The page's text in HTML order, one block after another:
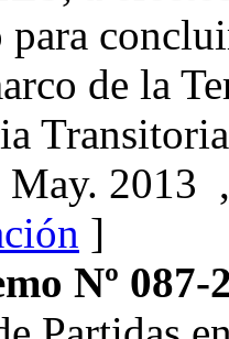
de la
May. 2013
]
Nº 087-